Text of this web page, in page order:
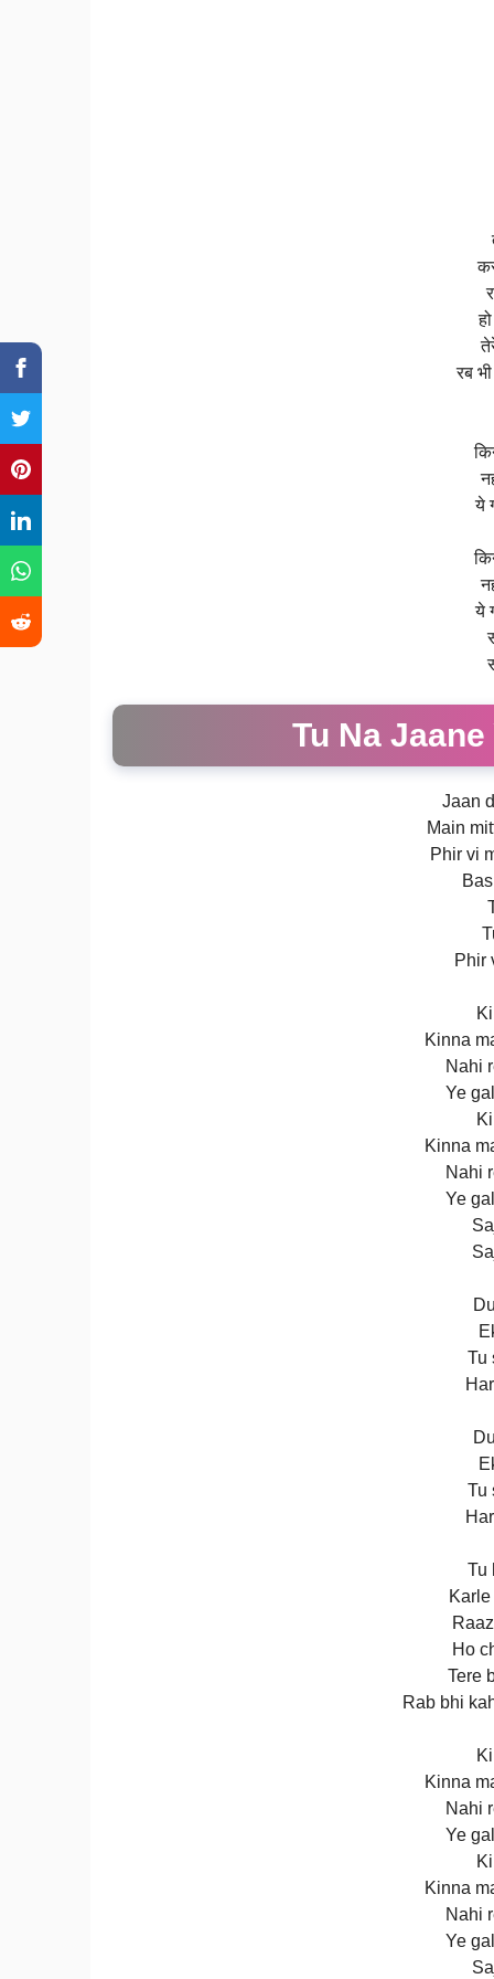
रब
ये
ये
Tu Na
Jaan
Main
Phir vi
Phir
Kinna
Nahi
Ye
Kinna
Nahi
Ye
Tu
Tu
Tu
Ho
Tere
Rab bhi
Kinna
Nahi
Ye
Kinna
Nahi
Ye